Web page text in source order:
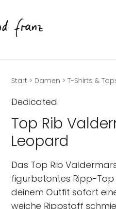
Start > Damen >T-Shirts &
Dedicated.
Top Rib
Leopard
Das Top Rib
figurbetontes Ripp-
deinem Outfit sofort
weiche Rippstoff